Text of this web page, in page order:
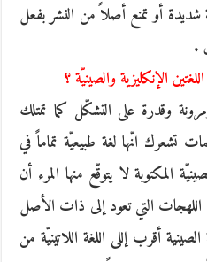
أو تمنع أصلاً من النشر بفعل
.
الإنكليزية والصينيّة ؟
وقدرة على التشكّل كما تمتلك
تشعرك انّها لغة طبيعيّة تماماً في
المكتوبة لا يتوقّع منها المرء أن
اللهجات التي تعود إلى ذات الأصل
أقرب إللى اللغة اللاتينيّة من